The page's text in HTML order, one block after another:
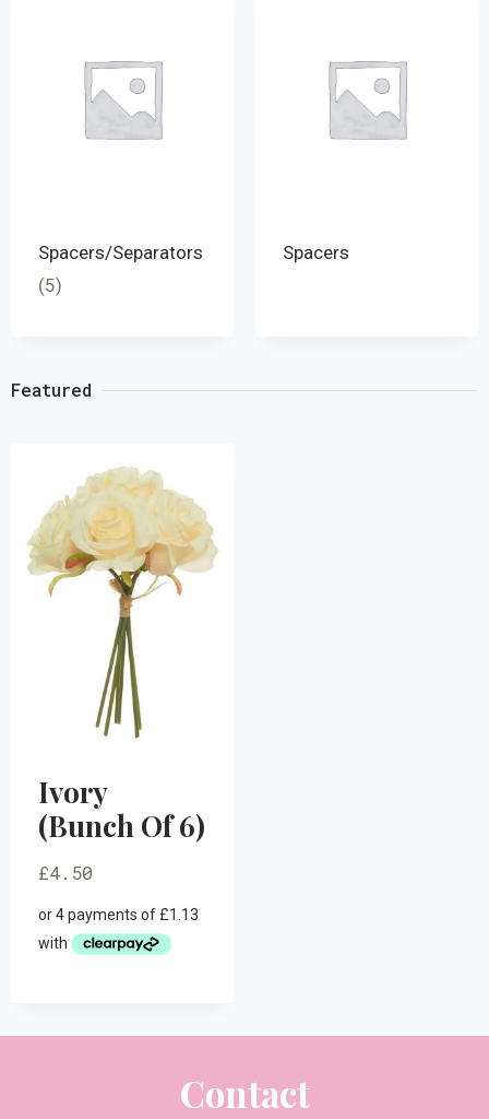
Spacers/Separators
(5)
Spacers
Featured
Ivory
(Bunch Of 6)
£4.50
Contact